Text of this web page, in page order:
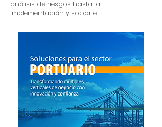
análisis de riesgos hasta la
implementación y soporte.